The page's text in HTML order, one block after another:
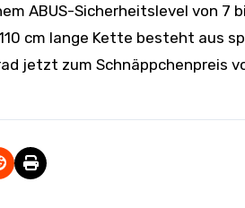
ABUS-Sicherheitslevel von 7
cm lange Kette besteht aus
jetzt zum Schnäppchenpreis